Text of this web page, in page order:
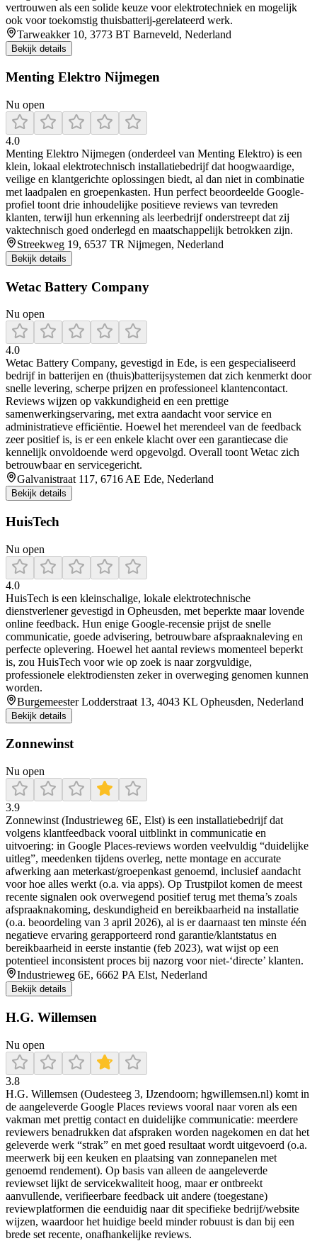
vertrouwen als een solide keuze voor elektrotechniek en mogelijk
ook voor toekomstig thuisbatterij-gerelateerd werk.
Tarweakker 10, 3773 BT Barneveld, Nederland
Bekijk details
Menting Elektro Nijmegen
Nu open
4.0
Menting Elektro Nijmegen (onderdeel van Menting Elektro) is een
klein, lokaal elektrotechnisch installatiebedrijf dat hoogwaardige,
veilige en klantgerichte oplossingen biedt, al dan niet in combinatie
met laadpalen en groepenkasten. Hun perfect beoordeelde Google-
profiel toont drie inhoudelijke positieve reviews van tevreden
klanten, terwijl hun erkenning als leerbedrijf onderstreept dat zij
vaktechnisch goed onderlegd en maatschappelijk betrokken zijn.
Streekweg 19, 6537 TR Nijmegen, Nederland
Bekijk details
Wetac Battery Company
Nu open
4.0
Wetac Battery Company, gevestigd in Ede, is een gespecialiseerd
bedrijf in batterijen en (thuis)batterijsystemen dat zich kenmerkt door
snelle levering, scherpe prijzen en professioneel klantencontact.
Reviews wijzen op vakkundigheid en een prettige
samenwerkingservaring, met extra aandacht voor service en
administratieve efficiëntie. Hoewel het merendeel van de feedback
zeer positief is, is er een enkele klacht over een garantiecase die
kennelijk onvoldoende werd opgevolgd. Overall toont Wetac zich
betrouwbaar en servicegericht.
Galvanistraat 117, 6716 AE Ede, Nederland
Bekijk details
HuisTech
Nu open
4.0
HuisTech is een kleinschalige, lokale elektrotechnische
dienstverlener gevestigd in Opheusden, met beperkte maar lovende
online feedback. Hun enige Google-recensie prijst de snelle
communicatie, goede advisering, betrouwbare afspraaknaleving en
perfecte oplevering. Hoewel het aantal reviews momenteel beperkt
is, zou HuisTech voor wie op zoek is naar zorgvuldige,
professionele elektrodiensten zeker in overweging genomen kunnen
worden.
Burgemeester Lodderstraat 13, 4043 KL Opheusden, Nederland
Bekijk details
Zonnewinst
Nu open
3.9
Zonnewinst (Industrieweg 6E, Elst) is een installatiebedrijf dat
volgens klantfeedback vooral uitblinkt in communicatie en
uitvoering: in Google Places-reviews worden veelvuldig “duidelijke
uitleg”, meedenken tijdens overleg, nette montage en accurate
afwerking aan meterkast/groepenkast genoemd, inclusief aandacht
voor hoe alles werkt (o.a. via apps). Op Trustpilot komen de meest
recente signalen ook overwegend positief terug met thema’s zoals
afspraaknakoming, deskundigheid en bereikbaarheid na installatie
(o.a. beoordeling van 3 april 2026), al is er daarnaast ten minste één
negatieve ervaring gerapporteerd rond garantie/klantstatus en
bereikbaarheid in eerste instantie (feb 2023), wat wijst op een
potentieel inconsistent proces bij nazorg voor niet-‘directe’ klanten.
Industrieweg 6E, 6662 PA Elst, Nederland
Bekijk details
H.G. Willemsen
Nu open
3.8
H.G. Willemsen (Oudesteeg 3, IJzendoorn; hgwillemsen.nl) komt in
de aangeleverde Google Places reviews vooral naar voren als een
vakman met prettig contact en duidelijke communicatie: meerdere
reviewers benadrukken dat afspraken worden nagekomen en dat het
geleverde werk “strak” en met goed resultaat wordt uitgevoerd (o.a.
meerwerk bij een keuken en plaatsing van zonnepanelen met
genoemd rendement). Op basis van alleen de aangeleverde
reviewset lijkt de servicekwaliteit hoog, maar er ontbreekt
aanvullende, verifieerbare feedback uit andere (toegestane)
reviewplatformen die eenduidig naar dit specifieke bedrijf/website
wijzen, waardoor het huidige beeld minder robuust is dan bij een
brede set recente, onafhankelijke reviews.